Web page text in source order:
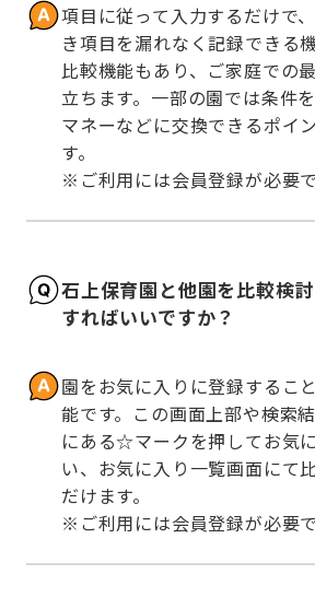
項目に従って入力するだけで
き項目を漏れなく記録できる
比較機能もあり、ご家庭での
立ちます。一部の園では条件
マネーなどに交換できるポイ
す。
※ご利用には会員登録が必要
石上保育園と他園を比較検
すればいいですか？
園をお気に入りに登録するこ
能です。この画面上部や検索
にある☆マークを押してお気
い、お気に入り一覧画面にて
だけます。
※ご利用には会員登録が必要